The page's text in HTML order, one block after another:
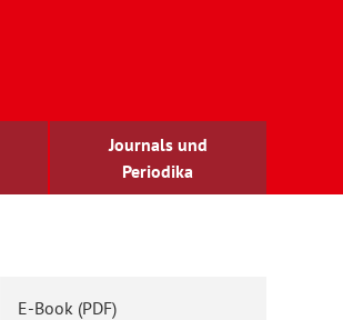
Journals und
Periodika
E-Book (PDF)